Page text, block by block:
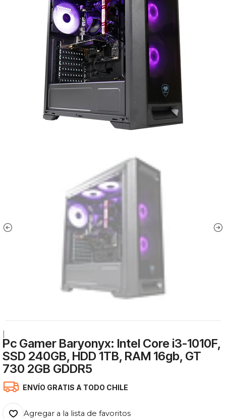
Pc Gamer Baryonyx: Intel Core i3-1010F,
SSD 240GB, HDD 1TB, RAM 16gb, GT
730 2GB GDDR5
ENVÍO GRATIS A TODO CHILE
Agregar a la lista de favoritos